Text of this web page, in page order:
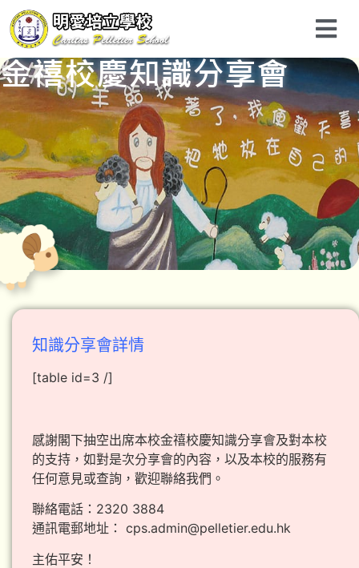
金禧校慶知識分享會
知識分享會詳情
[table id=3 /]
感謝閣下抽空出席本校金禧校慶知識分享會及對本校
的支持，如對是次分享會的內容，以及本校的服務有
任何意見或查詢，歡迎聯絡我們。
聯絡電話：2320 3884
通訊電郵地址： cps.admin@pelletier.edu.hk
主佑平安！